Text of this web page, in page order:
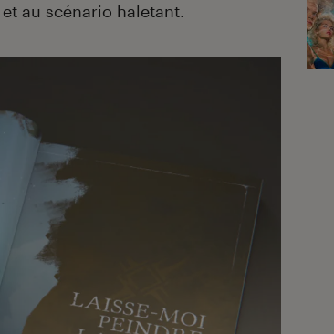
au scénario haletant.